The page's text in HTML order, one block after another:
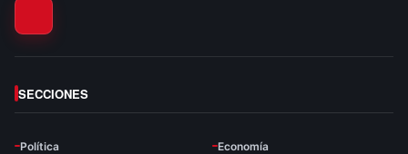
SECCIONES
Política Economía